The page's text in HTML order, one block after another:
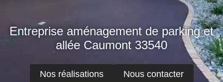
Entreprise aménagement de parking et
allée Caumont 33540
Nos réalisations Nous contacter